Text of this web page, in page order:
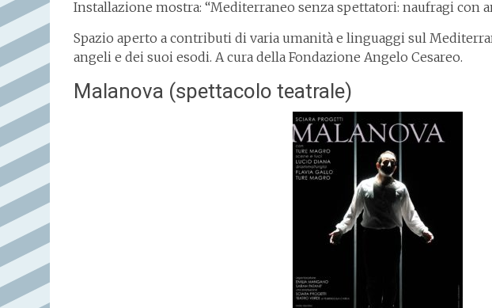
Installazione mostra: “Mediterraneo senza spettatori: naufragi con
Spazio aperto a contributi di varia umanità e linguaggi sul
angeli e dei suoi esodi. A cura della Fondazione Angelo Cesareo.
Malanova (spettacolo teatrale)